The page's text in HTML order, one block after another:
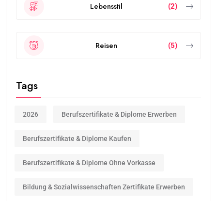
Lebensstil (2)
Reisen (5)
Tags
2026 Berufszertifikate & Diplome Erwerben
Berufszertifikate & Diplome Kaufen
Berufszertifikate & Diplome Ohne Vorkasse
Bildung & Sozialwissenschaften Zertifikate Erwerben